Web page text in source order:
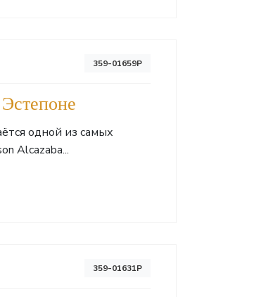
359-01659P
одной из самых
Alcazaba...
359-01631P